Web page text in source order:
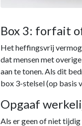
Box 3: forfait
Het heffingsvrij
dat mensen met
aan te tonen. Als dit
box 3-stelsel (op basis
Opgaaf
Als er geen of niet